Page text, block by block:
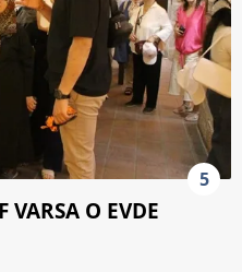
5
VARSA O EVDE